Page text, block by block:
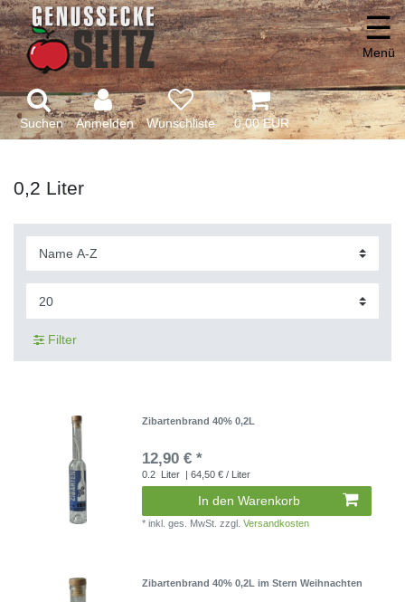
Suchen Anmelden 0,00 EUR
☰
Menü
0,2 Liter
Filter
Zibartenbrand 40% 0,2L
12,90 € *
0.2 Liter | 64,50 € / Liter
In den Warenkorb
*inkl. ges. MwSt. zzgl.Versandkosten
Zibartenbrand 40% 0,2L im Stern Weihnachten